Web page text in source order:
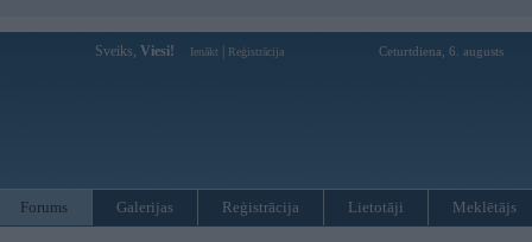
Sveiks, Viesi! Ienākt Reģistrācija Ceturtdiena, 6. augusts
Forums Galerijas Reģistrācija Lietotāji Meklētājs